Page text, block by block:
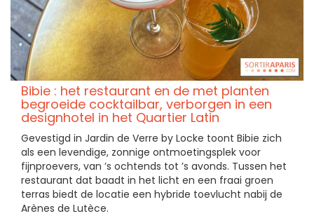
Bibie : het restaurant en de met planten
begroeide cocktailbar, verborgen in een
designhotel in het Quartier Latin
Gevestigd in Jardin de Verre by Locke toont Bibie zich
als een levendige, zonnige ontmoetingsplek voor
fijnproevers, van ’s ochtends tot ’s avonds. Tussen het
restaurant dat baadt in het licht en een fraai groen
terras biedt de locatie een hybride toevlucht nabij de
Arènes de Lutèce.